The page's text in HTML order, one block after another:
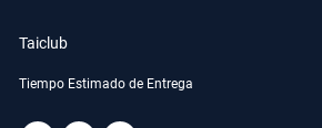
Taiclub
Tiempo Estimado de Entrega